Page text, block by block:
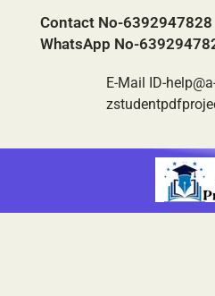
content
Contact No-6392947828
WhatsApp No-
E-Mail ID-
o